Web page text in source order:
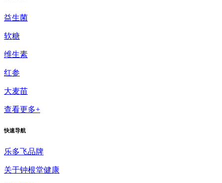
益生菌
软糖
维生素
红参
大麦苗
查看更多+
快速导航
乐多飞品牌
关于钟根堂健康